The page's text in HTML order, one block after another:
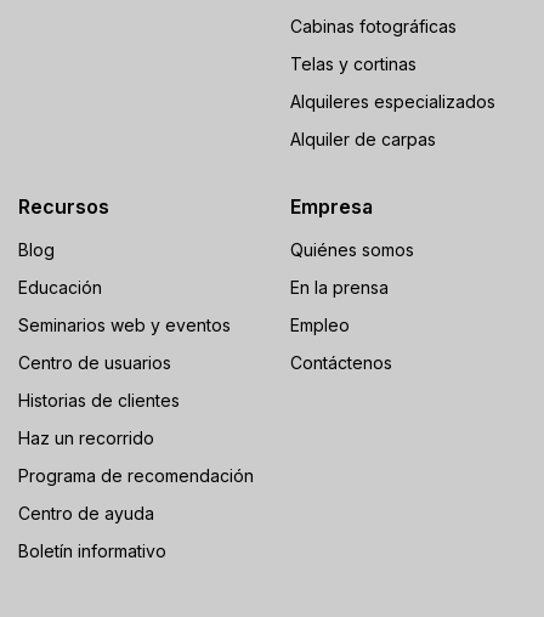
Cabinas fotográficas
Telas y cortinas
Alquileres especializados
Alquiler de carpas
Recursos
Blog
Educación
Seminarios web y eventos
Centro de usuarios
Historias de clientes
Haz un recorrido
Programa de recomendación
Centro de ayuda
Boletín informativo
Empresa
Quiénes somos
En la prensa
Empleo
Contáctenos